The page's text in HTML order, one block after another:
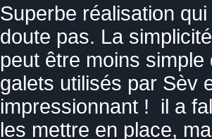
Superbe réalisation
doute pas. La
peut être moins
galets utilisés par Sèv
impressionnant ! il a
les mettre en place,